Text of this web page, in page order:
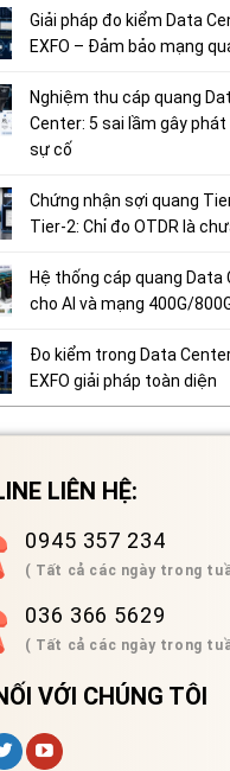
Giải pháp đo kiểm Data
EXFO – Đảm bảo mạng
Nghiệm thu cáp quang
Center: 5 sai lầm gây phát
sự cố
Chứng nhận sợi quang
Tier-2: Chỉ đo OTDR là
Hệ thống cáp quang Data
cho AI và mạng 400G/
Đo kiểm trong Data
EXFO giải pháp toàn diện
LIÊN HỆ:
0945 357 234
( Tất cả các ngày trong
036 366 5629
( Tất cả các ngày trong
VỚI CHÚNG TÔI